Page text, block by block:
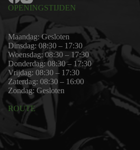
OPENINGSTIJDEN
Maandag: Gesloten
Dinsdag: 08:30 – 17:30
Woensdag: 08:30 – 17:30
Donderdag: 08:30 – 17:30
Vrijdag: 08:30 – 17:30
Zaterdag: 08:30 – 16:00
Zondag: Gesloten
ROUTE